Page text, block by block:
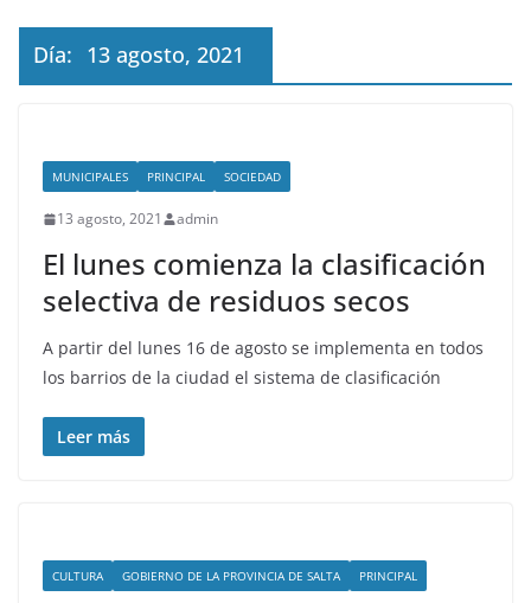
Día: 13 agosto, 2021
MUNICIPALES PRINCIPAL SOCIEDAD
13 agosto, 2021 admin
El lunes comienza la clasificación
selectiva de residuos secos
A partir del lunes 16 de agosto se implementa en todos
los barrios de la ciudad el sistema de clasificación
Leer más
CULTURA GOBIERNO DE LA PROVINCIA DE SALTA PRINCIPAL